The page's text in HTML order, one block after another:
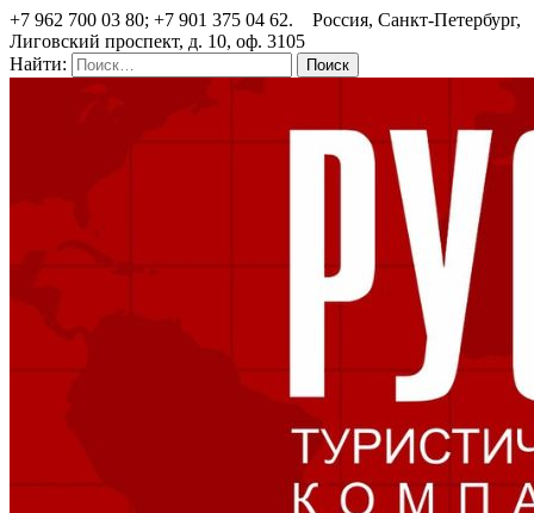
+7 962 700 03 80; +7 901 375 04 62. Россия, Санкт-Петербург,
Лиговский проспект, д. 10, оф. 3105
Найти: